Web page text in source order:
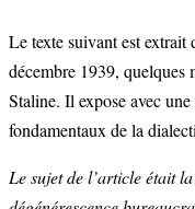
Le texte suivant est extrait
décembre 1939, quelques
Staline. Il expose avec
fondamentaux de la
Le sujet de l’article était